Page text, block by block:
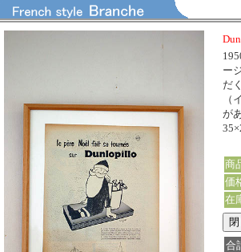
ー
だ
（
が
商
価
在
合